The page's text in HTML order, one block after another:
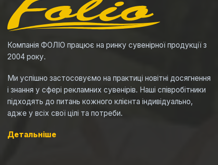
Компанія ФОЛІО працює на ринку сувенірної продукції з
2004 року.
Ми успішно застосовуємо на практиці новітні досягнення
і знання у сфері рекламних сувенірів. Наші співробітники
підходять до питань кожного клієнта індивідуально,
адже у всіх свої цілі та потреби.
Детальніше